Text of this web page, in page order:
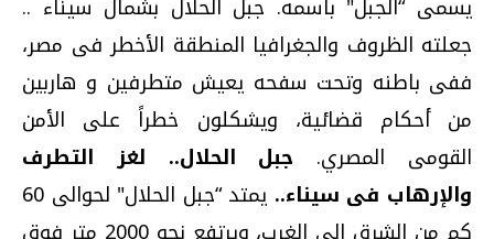
جعلته الظروف والجغرافيا المنطقة الأخطر فى مصر،
ففى باطنه وتحت سفحه يعيش متطرفين و هاربين
من أحكام قضائية، ويشكلون خطراً على الأمن
القومى المصري. جبل الحلال.. لغز التطرف
والإرهاب فى سيناء..
يمتد “جبل الحلال" لحوالى 60